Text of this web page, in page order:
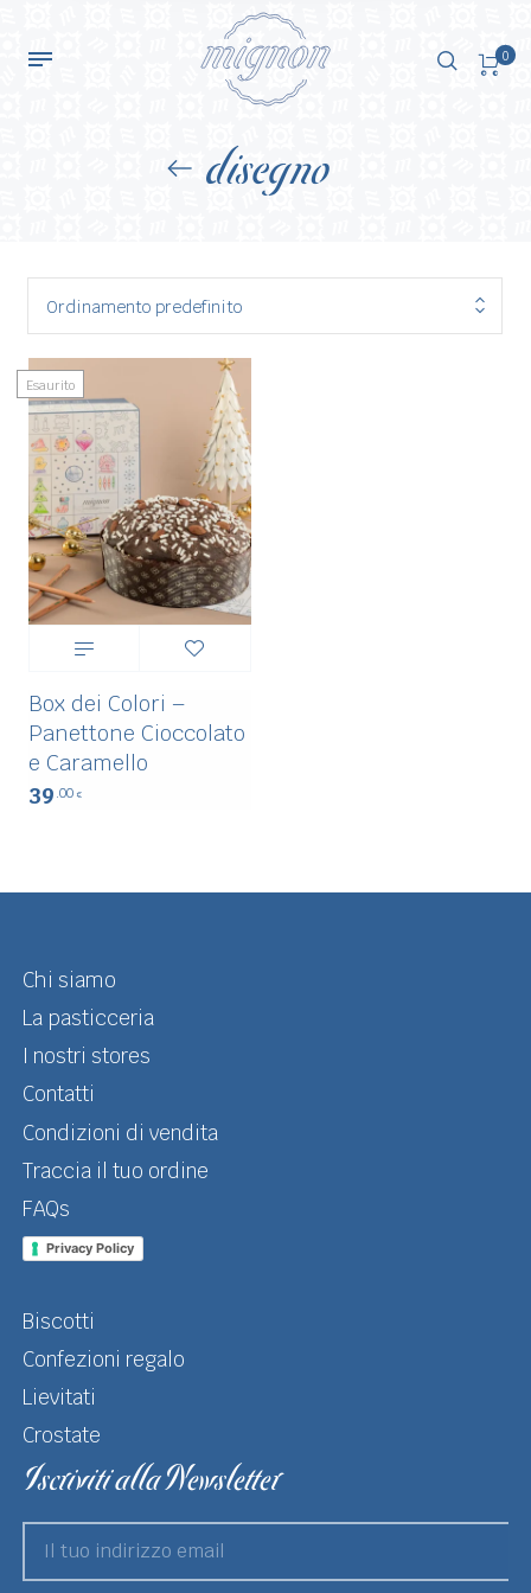
0
disegno
Ordinamento predefinito
Esaurito
Box dei Colori –
Panettone Cioccolato
e Caramello
39 .00 €
Chi siamo
La pasticceria
I nostri stores
Contatti
Condizioni di vendita
Traccia il tuo ordine
FAQs
Privacy Policy
Biscotti
Confezioni regalo
Lievitati
Crostate
Iscriviti alla Newsletter